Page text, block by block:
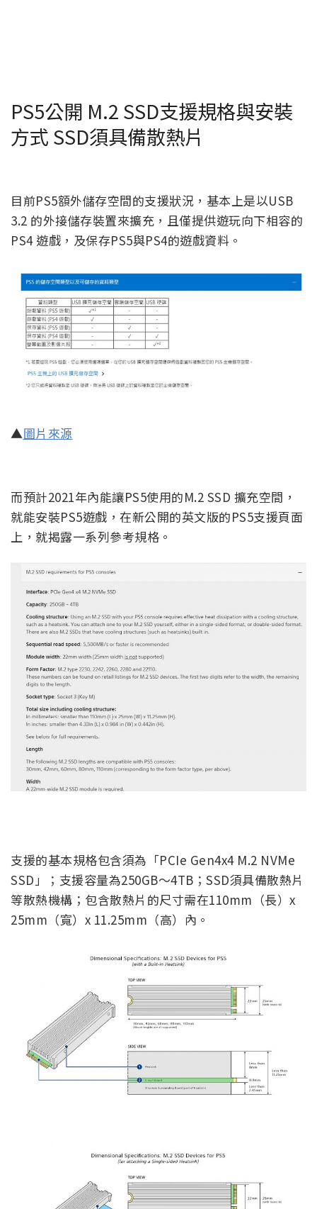
PS5公開 M.2 SSD支援規格與安裝
方式 SSD須具備散熱片
目前PS5額外儲存空間的支援狀況，基本上是以USB
3.2 的外接儲存裝置來擴充，且僅提供遊玩向下相容的
PS4 遊戲，及保存PS5與PS4的遊戲資料。
▲圖片來源
而預計2021年內能讓PS5使用的M.2 SSD 擴充空間，
就能安裝PS5遊戲，在新公開的英文版的PS5支援頁面
上，就揭露一系列參考規格。
支援的基本規格包含須為「PCIe Gen4x4 M.2 NVMe
SSD」；支援容量為250GB～4TB；SSD須具備散熱片
等散熱機構；包含散熱片的尺寸需在110mm（長）x
25mm（寬）x 11.25mm（高）內。